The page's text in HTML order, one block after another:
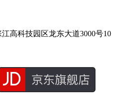
高科技园区龙东大道3000号10